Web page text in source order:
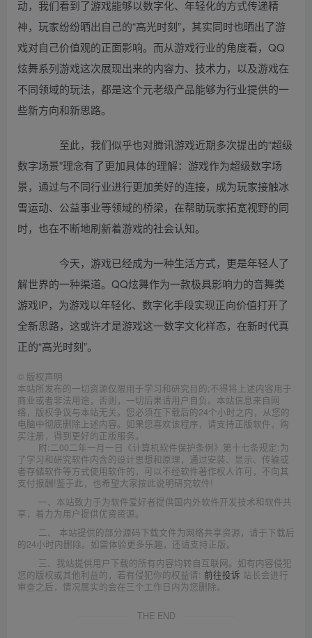
动，我们看到了游戏能够以数字化、年轻化的方式传递精
神，玩家纷纷晒出自己的“高光时刻”，其实同时也晒出了游
戏对自己价值观的正面影响。而从游戏行业的角度看，QQ
炫舞系列游戏这次展现出来的内容力、技术力，以及游戏在
不同领域的玩法，都是这个元老级产品能够为行业提供的一
些新方向和新思路。
至此，我们似乎也对腾讯游戏近期多次提出的“超级
数字场景”理念有了更加具体的理解：游戏作为超级数字场
景，通过与不同行业进行更加美好的连接，成为玩家接触冰
雪运动、公益事业等领域的桥梁，在帮助玩家拓宽视野的同
时，也在不断地刷新着游戏的社会认知。
今天，游戏已经成为一种生活方式，更是年轻人了
解世界的一种渠道。QQ炫舞作为一款极具影响力的音舞类
游戏IP，为游戏以年轻化、数字化手段实现正向价值打开了
全新思路，这或许才是游戏这一数字文化样态，在新时代真
正的“高光时刻”。
© 版权声明
本站所发布的一切资源仅限用于学习和研究目的;不得将上述内容用于
商业或者非法用途，否则，一切后果请用户自负。本站信息来自网
络，版权争议与本站无关。您必须在下载后的24个小时之内，从您的
电脑中彻底删除上述内容。如果您喜欢该程序，请支持正版软件，购
买注册，得到更好的正版服务。
附:二00二年一月一日《计算机软件保护条例》第十七条规定:为
了学习和研究软件内含的设计思想和原理，通过安装、显示、传输或
者存储软件等方式使用软件的，可以不经软件著作权人许可，不向其
支付报酬!鉴于此，也希望大家按此说明研究软件!
一、本站致力于为软件爱好者提供国内外软件开发技术和软件共
享，着力为用户提供优资资源。
二、 本站提供的部分源码下载文件为网络共享资源，请于下载后
的24小时内删除。如需体验更多乐趣，还请支持正版。
三、我站提供用户下载的所有内容均转自互联网。如有内容侵犯
您的版权或其他利益的，若有侵犯你的权益请: 前往投诉 站长会进行
审查之后，情况属实的会在三个工作日内为您删除。
THE END